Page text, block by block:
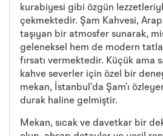
kurabiyesi gibi özgün
çekmektedir. Şam Kahvesi,
taşıyan bir atmosfer sunarak,
geleneksel hem de modern
fırsatı vermektedir. Küçük ama
kahve severler için özel bir
mekan, İstanbul’da Şam’ı
durak haline gelmiştir.
Mekan, sıcak ve davetkar bir